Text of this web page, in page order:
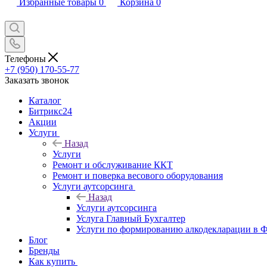
Избранные товары 0 Корзина 0
Телефоны
+7 (950) 170-55-77
Заказать звонок
Каталог
Битрикс24
Акции
Услуги
Назад
Услуги
Ремонт и обслуживание ККТ
Ремонт и поверка весового оборудования
Услуги аутсорсинга
Назад
Услуги аутсорсинга
Услуга Главный Бухгалтер
Услуги по формированию алкодекларации в
Блог
Бренды
Как купить